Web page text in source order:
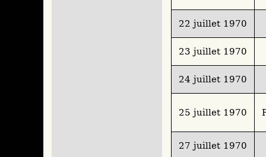
22 juillet 1970
23 juillet 1970
24 juillet 1970
25 juillet 1970
27 juillet 1970